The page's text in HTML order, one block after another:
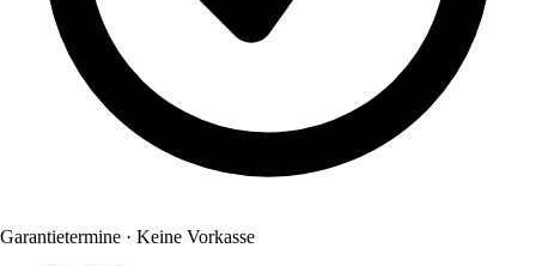
Garantietermine · Keine Vorkasse